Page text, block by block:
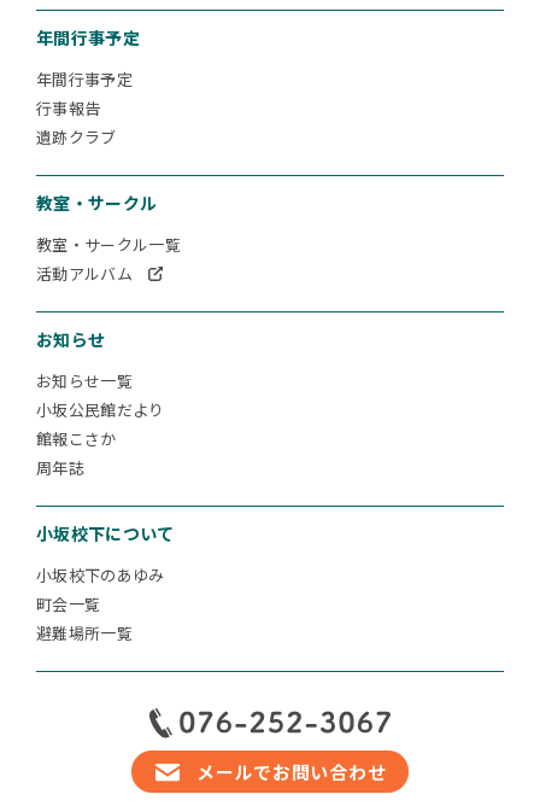
年間行事予定
年間行事予定
行事報告
遺跡クラブ
教室・サークル
教室・サークル一覧
活動アルバム
お知らせ
お知らせ一覧
小坂公民館だより
館報こさか
周年誌
小坂校下について
小坂校下のあゆみ
町会一覧
避難場所一覧
メールでお問い合わせ